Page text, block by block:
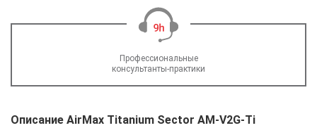
Профессиональные
консультанты-практики
Описание AirMax Titanium Sector AM-V2G-Ti